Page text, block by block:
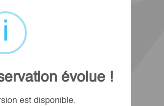
évolue !
est disponible.